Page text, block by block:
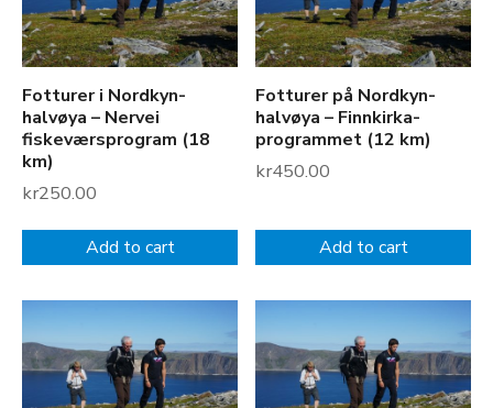
Fotturer i Nordkyn-
halvøya – Nervei
fiskeværsprogram (18
km)
kr250.00
Add to cart
Fotturer på Nordkyn-
halvøya – Finnkirka-
programmet (12 km)
kr450.00
Add to cart